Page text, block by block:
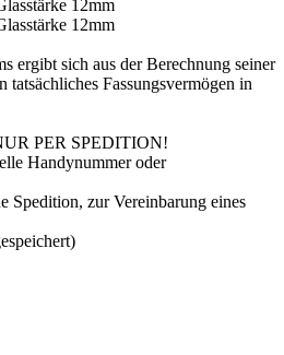
12mm
12mm
ergibt sich aus der Berechnung seiner
tatsächliches Fassungsvermögen in
PER SPEDITION!
Handynummer oder
Spedition, zur Vereinbarung eines